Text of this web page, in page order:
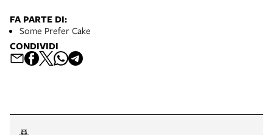
FA PARTE DI:
Some Prefer Cake
CONDIVIDI